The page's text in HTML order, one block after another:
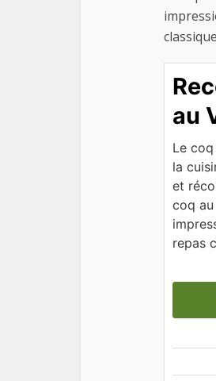
au
Le
la
et
coq
repas